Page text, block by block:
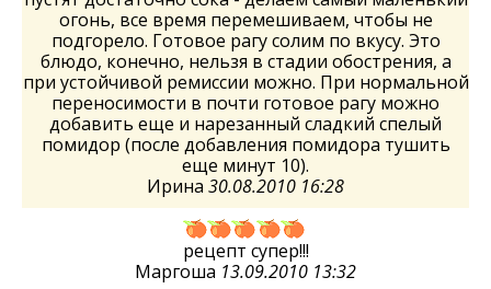
огонь, все время перемешиваем, чтобы не
подгорело. Готовое рагу солим по вкусу. Это
блюдо, конечно, нельзя в стадии обострения, а
при устойчивой ремиссии можно. При нормальной
переносимости в почти готовое рагу можно
добавить еще и нарезанный сладкий спелый
помидор (после добавления помидора тушить
еще минут 10).
Ирина 30.08.2010 16:28
рецепт супер!!!
Маргоша 13.09.2010 13:32